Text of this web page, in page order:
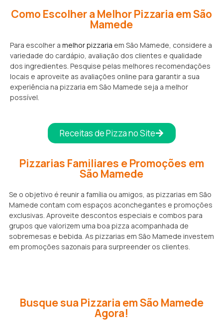
Como Escolher a Melhor Pizzaria em São
Mamede
Para escolher a melhor pizzaria em São Mamede, considere a
variedade do cardápio, avaliação dos clientes e qualidade
dos ingredientes. Pesquise pelas melhores recomendações
locais e aproveite as avaliações online para garantir a sua
experiência na pizzaria em São Mamede seja a melhor
possível.
Receitas de Pizza no Site
Pizzarias Familiares e Promoções em
São Mamede
Se o objetivo é reunir a família ou amigos, as pizzarias em São
Mamede contam com espaços aconchegantes e promoções
exclusivas. Aproveite descontos especiais e combos para
grupos que valorizem uma boa pizza acompanhada de
sobremesas e bebida. As pizzarias em São Mamede investem
em promoções sazonais para surpreender os clientes.
Busque sua Pizzaria em São Mamede
Agora!